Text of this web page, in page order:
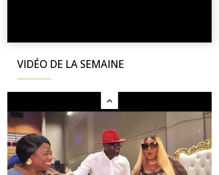
VIDÉO DE LA SEMAINE